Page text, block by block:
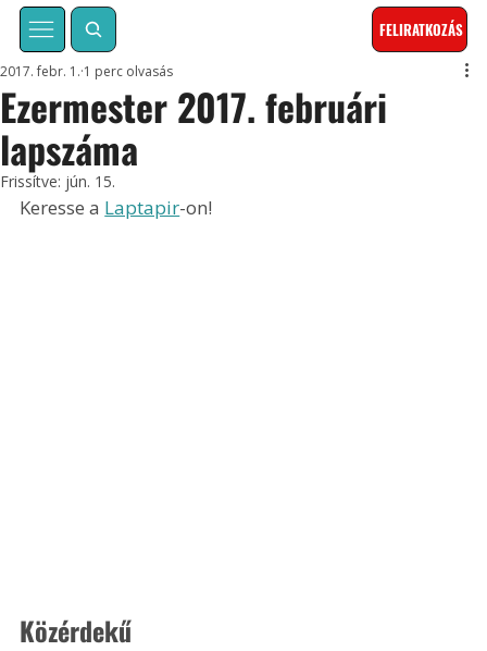
FELIRATKOZÁS
Ezermester 2017. februári
lapszáma
2017. febr. 1. 1 perc olvasás
Frissítve: jún. 15.
Keresse a Laptapir-on!
Közérdekű